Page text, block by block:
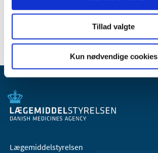
Tillad valgte
Kun nødvendige cookies
Lægemiddelstyrelsen